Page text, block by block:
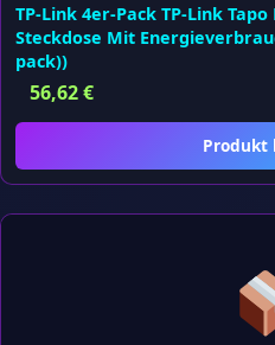
TP-Link 4er-Pack TP-Link
Steckdose Mit
pack))
56,62€
Produkt